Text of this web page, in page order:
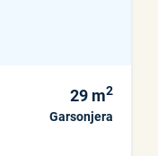
29 m2
Garsonjera